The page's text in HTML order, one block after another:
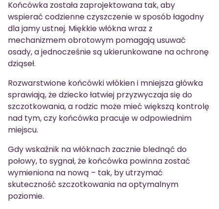
Końcówka została zaprojektowana tak, aby
wspierać codzienne czyszczenie w sposób łagodny
dla jamy ustnej. Miękkie włókna wraz z
mechanizmem obrotowym pomagają usuwać
osady, a jednocześnie są ukierunkowane na ochronę
dziąseł.
Rozwarstwione końcówki włókien i mniejsza główka
sprawiają, że dziecko łatwiej przyzwyczaja się do
szczotkowania, a rodzic może mieć większą kontrolę
nad tym, czy końcówka pracuje w odpowiednim
miejscu.
Gdy wskaźnik na włóknach zacznie blednąć do
połowy, to sygnał, że końcówka powinna zostać
wymieniona na nową – tak, by utrzymać
skuteczność szczotkowania na optymalnym
poziomie.